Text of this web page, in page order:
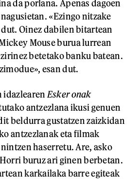
da porlana. Apenas dagoen
«Ezingo nitzake
Oinez dabilen bitartean
Mouse burua lurrean
betetako banku batean.
esan dut.
idazlearen Esker onak
antzezlana ikusi genuen
beldurra gustatzen zaizkidan
antzezlanak eta filmak
haserretu. Are, asko
buruz ari ginen berbetan.
karkailaka barre egiteak